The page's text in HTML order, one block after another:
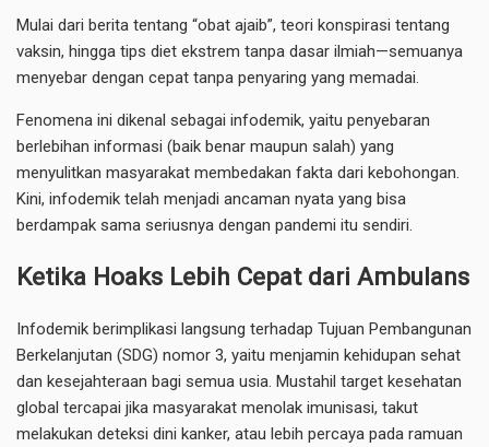
Mulai dari berita tentang “obat ajaib”, teori konspirasi tentang
vaksin, hingga tips diet ekstrem tanpa dasar ilmiah—semuanya
menyebar dengan cepat tanpa penyaring yang memadai.
Fenomena ini dikenal sebagai infodemik, yaitu penyebaran
berlebihan informasi (baik benar maupun salah) yang
menyulitkan masyarakat membedakan fakta dari kebohongan.
Kini, infodemik telah menjadi ancaman nyata yang bisa
berdampak sama seriusnya dengan pandemi itu sendiri.
Ketika Hoaks Lebih Cepat dari Ambulans
Infodemik berimplikasi langsung terhadap Tujuan Pembangunan
Berkelanjutan (SDG) nomor 3, yaitu menjamin kehidupan sehat
dan kesejahteraan bagi semua usia. Mustahil target kesehatan
global tercapai jika masyarakat menolak imunisasi, takut
melakukan deteksi dini kanker, atau lebih percaya pada ramuan